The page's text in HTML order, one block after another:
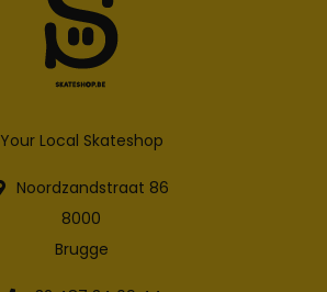
Your Local Skateshop
Noordzandstraat 86
8000
Brugge